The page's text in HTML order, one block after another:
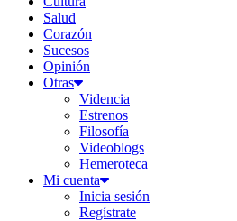
Salud
Corazón
Sucesos
Opinión
Otras
Videncia
Estrenos
Filosofía
Videoblogs
Hemeroteca
Mi cuenta
Inicia sesión
Regístrate